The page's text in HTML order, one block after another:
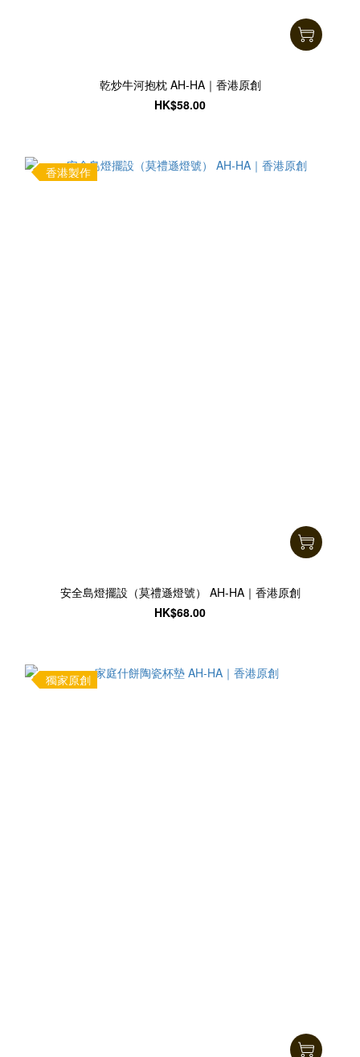
乾炒牛河抱枕 AH-HA｜香港原創
HK$58.00
香港製作
安全島燈擺設（莫禮遜燈號） AH-HA｜香港原創
HK$68.00
獨家原創